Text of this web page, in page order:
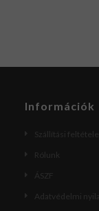
Információk
Szállítási
Rólunk
ÁSZF
Adatvédelmi